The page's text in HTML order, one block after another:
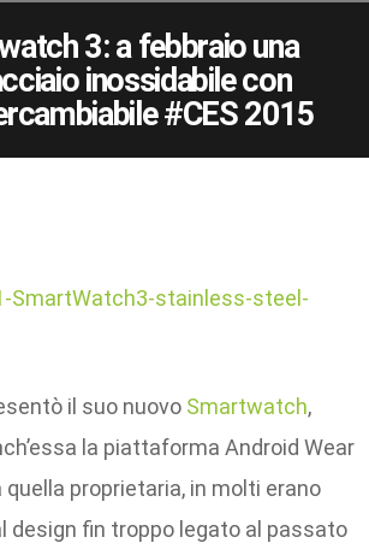
3: a febbraio una
inossidabile con
#CES 2015
il suo nuovo Smartwatch,
la piattaforma Android Wear
proprietaria, in molti erano
design fin troppo legato al passato